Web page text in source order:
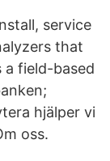
service
that
a field-based
hjälper vi
oss.